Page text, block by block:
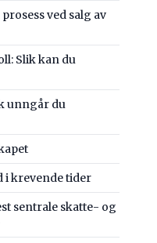
ved salg av
Slik kan du
unngår du
i krevende tider
sentrale skatte- og